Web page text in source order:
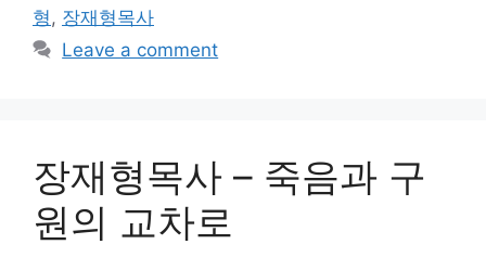
형 , 장재형목사
Leave a comment
장재형목사 – 죽음과 구
원의 교차로